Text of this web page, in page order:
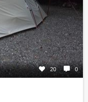
20 0